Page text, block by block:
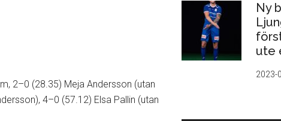
2–0 (28.35) Meja Andersson (utan
4–0 (57.12) Elsa Pallin (utan
Ny
ute
2023-